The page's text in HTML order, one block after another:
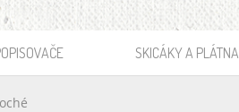
SKICÁKY A PLÁTNA